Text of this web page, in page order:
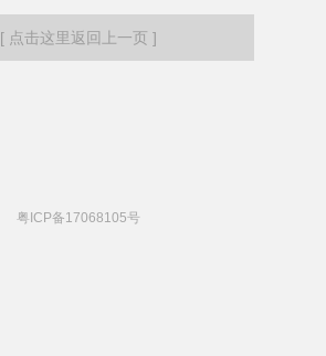
[ 点击这里返回上一页 ]
粤ICP备17068105号